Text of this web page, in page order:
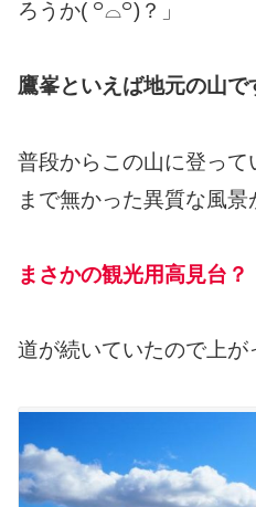
ろうか( ꒪⌓꒪)？」
鷹峯といえば地元の山で
普段からこの山に登っ
まで無かった異質な風景
まさかの観光用高見台？
道が続いていたので上が